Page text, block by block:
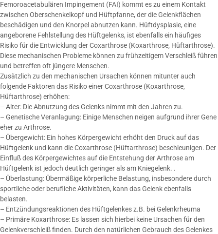
Femoroacetabulären Impingement (FAI) kommt es zu einem Kontakt
zwischen Oberschenkelkopf und Hüftpfanne, der die Gelenkflächen
beschädigen und den Knorpel abnutzen kann. Hüftdysplasie, eine
angeborene Fehlstellung des Hüftgelenks, ist ebenfalls ein häufiges
Risiko für die Entwicklung der Coxarthrose (Koxarthrose, Hüftarthrose).
Diese mechanischen Probleme können zu frühzeitigem Verschleiß führen
und betreffen oft jüngere Menschen.
Zusätzlich zu den mechanischen Ursachen können mitunter auch
folgende Faktoren das Risiko einer Coxarthrose (Koxarthrose,
Hüftarthrose) erhöhen:
– Alter: Die Abnutzung des Gelenks nimmt mit den Jahren zu.
– Genetische Veranlagung: Einige Menschen neigen aufgrund ihrer Gene
eher zu Arthrose.
– Übergewicht: Ein hohes Körpergewicht erhöht den Druck auf das
Hüftgelenk und kann die Coxarthrose (Hüftarthrose) beschleunigen. Der
Einfluß des Körpergewichtes auf die Entstehung der Arthrose am
Hüftgelenk ist jedoch deutlich geringer als am Kniegelenk. .
– Überlastung: Übermäßige körperliche Belastung, insbesondere durch
sportliche oder berufliche Aktivitäten, kann das Gelenk ebenfalls
belasten.
– Entzündungsreaktionen des Hüftgelenkes z.B. bei Gelenkrheuma
– Primäre Koxarthrose: Es lassen sich hierbei keine Ursachen für den
Gelenkverschleiß finden. Durch den natürlichen Gebrauch des Gelenkes